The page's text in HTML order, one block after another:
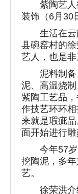
紫陶艺人
装饰（6月30
生活在云
县碗窑村的
艺人，也是非
泥料制备
泥、高温烧
紫陶工艺品，
作技艺环环
来就是瑕疵
面开始进行雕
今年57岁
挖陶泥，多
艺。
徐荣洪介